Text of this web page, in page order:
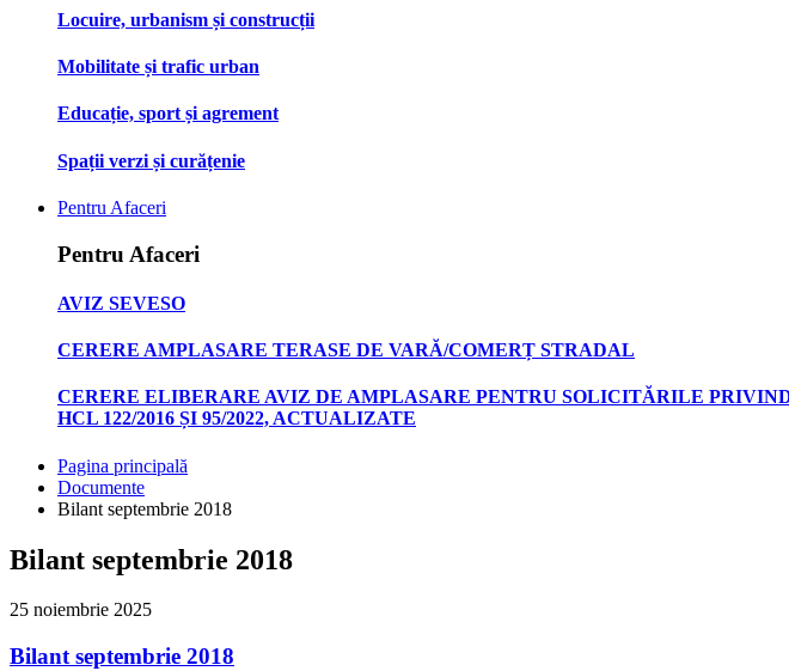
Locuire, urbanism și construcții
Mobilitate și trafic urban
Educație, sport și agrement
Spații verzi și curățenie
Pentru Afaceri
Pentru Afaceri
AVIZ SEVESO
CERERE AMPLASARE TERASE DE VARĂ/COMERȚ STRADAL
CERERE ELIBERARE AVIZ DE AMPLASARE PENTRU SOLICITĂRILE
HCL 122/2016 ȘI 95/2022, ACTUALIZATE
Pagina principală
Documente
Bilant septembrie 2018
Bilant septembrie 2018
25 noiembrie 2025
Bilant septembrie 2018